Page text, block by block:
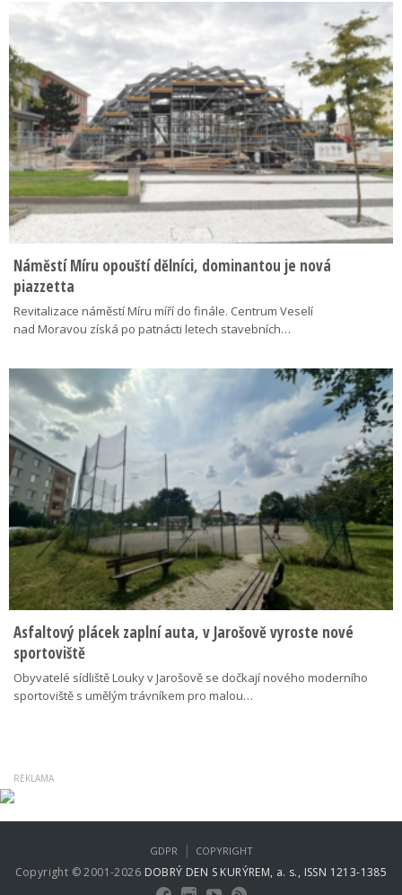
Náměstí Míru opouští dělníci, dominantou je nová
piazzetta
Revitalizace náměstí Míru míří do finále. Centrum Veselí
nad Moravou získá po patnácti letech stavebních…
Asfaltový plácek zaplní auta, v Jarošově vyroste nové
sportoviště
Obyvatelé sídliště Louky v Jarošově se dočkají nového moderního
sportoviště s umělým trávníkem pro malou…
Copyright © 2001-2026 DOBRÝ DEN S KURÝREM, a. s., ISSN 1213-1385
GDPR | COPYRIGHT